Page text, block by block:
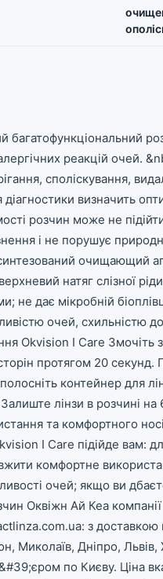
реакцій очей.
споліскування,
визначить
розчин може не
і не порушує
очищающий
натяг слізної
не дає мікробній
очей, схильністю
Okvision I Care
протягом 20 секунд.
контейнер для
лінзи в розчині на
та комфортного
I Care підійде вам:
комфортне
очей; якщо ви
Оквіжн Ай Кеа
з
Миколаїв, Дніпро, Львів,
по Києву. Ціна